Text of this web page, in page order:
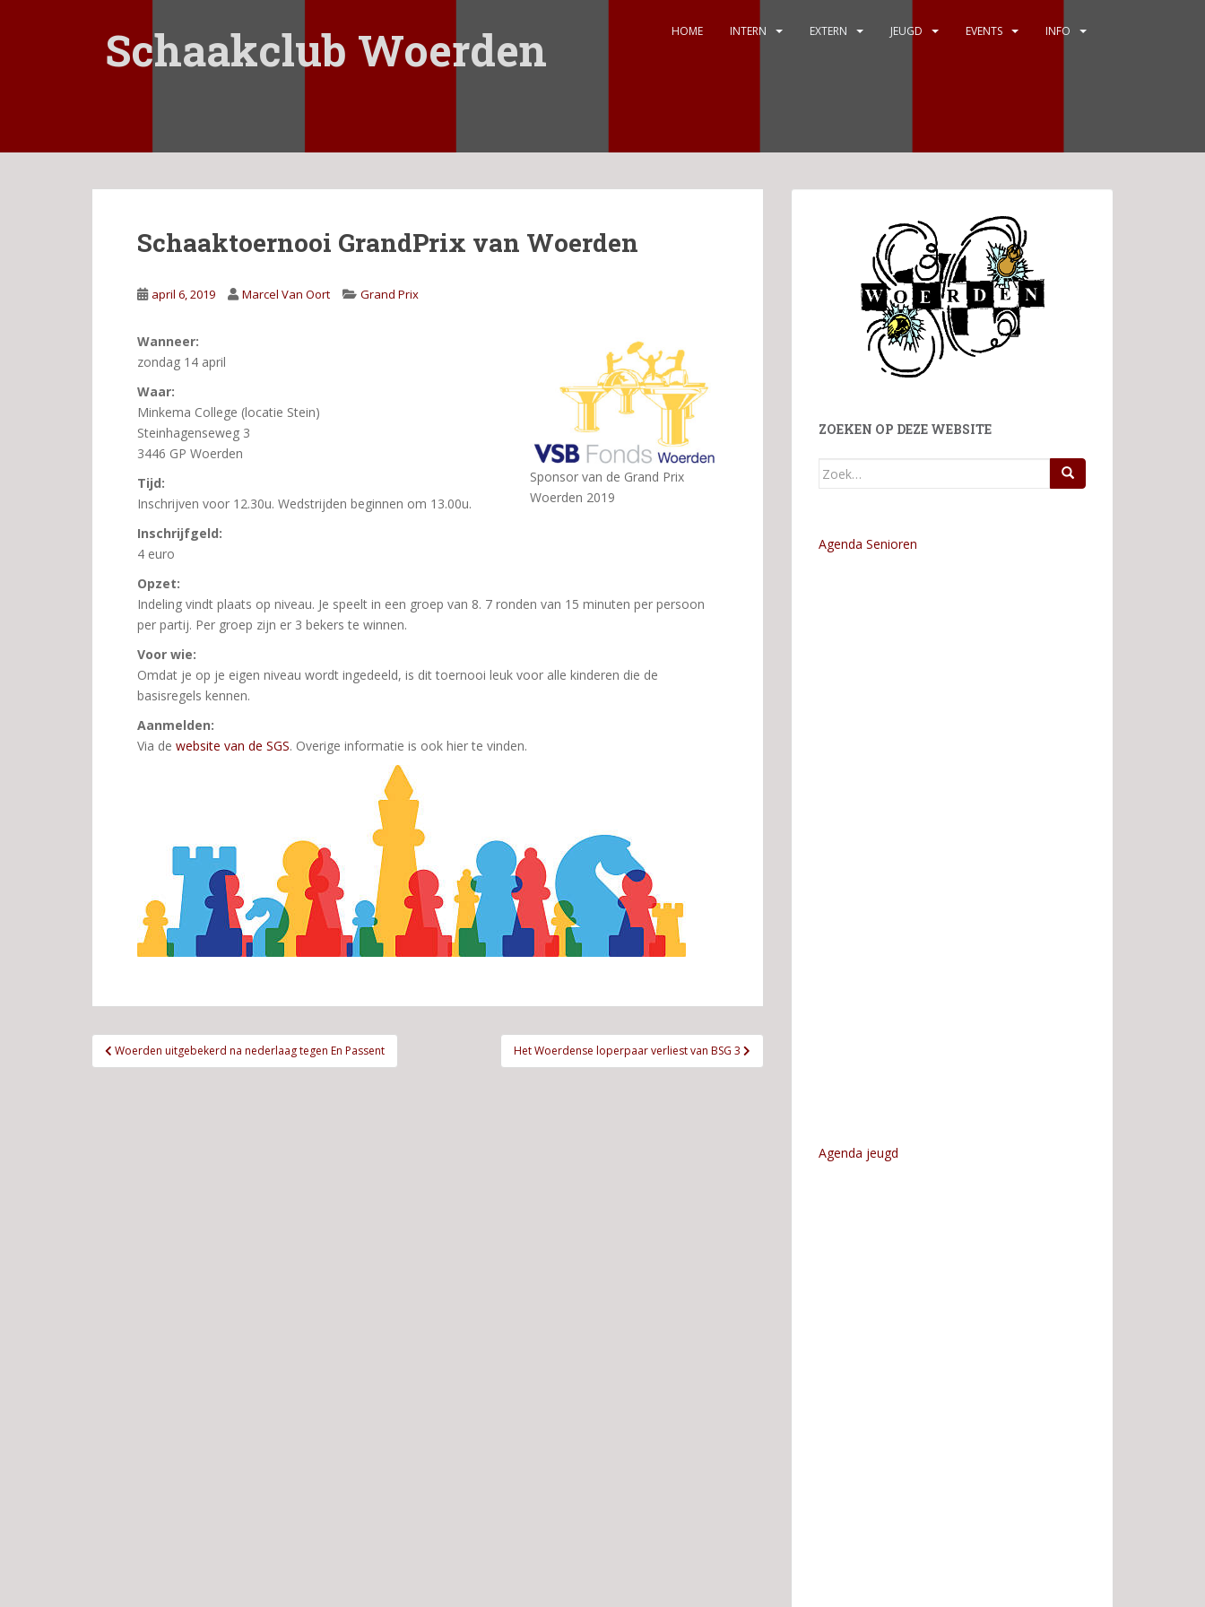
a
Schaakclub Woerden HOME INTERN EXTERN JEUGD EVENTS INFO
Schaaktoernooi GrandPrix van Woerden
april 6, 2019 Marcel Van Oort Grand Prix
Sponsor van de Grand Prix
Woerden 2019
Wanneer:
zondag 14 april
Waar:
Minkema College (locatie Stein)
Steinhagenseweg 3
3446 GP Woerden
Tijd:
Inschrijven voor 12.30u. Wedstrijden beginnen om 13.00u.
Inschrijfgeld:
4 euro
Opzet:
Indeling vindt plaats op niveau. Je speelt in een groep van 8. 7 ronden van 15 minuten per persoon
per partij. Per groep zijn er 3 bekers te winnen.
Voor wie:
Omdat je op je eigen niveau wordt ingedeeld, is dit toernooi leuk voor alle kinderen die de
basisregels kennen.
Aanmelden:
Via de website van de SGS. Overige informatie is ook hier te vinden.
Bericht
navigatie
Woerden uitgebekerd na nederlaag tegen En Passent Het Woerdense loperpaar verliest van BSG 3
ZOEKEN OP DEZE WEBSITE
Zoek
Agenda Senioren
Agenda jeugd